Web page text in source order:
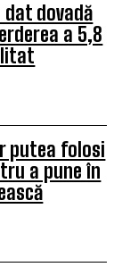
dovadă
a 5,8
putea folosi
a pune în